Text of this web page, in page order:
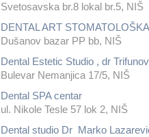
Svetosavska br.8 lokal br.5, NIŠ
DENTAL ART
Dušanov bazar PP bb, NIŠ
Dental Estetic Studio , dr
Bulevar Nemanjica 17/5, NIŠ
Dental SPA centar
ul. Nikole Tesle 57 lok 2, NIŠ
Dental studio Dr Marko